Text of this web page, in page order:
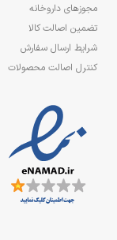
مجوزهای داروخانه
تضمین اصالت کالا
شرایط ارسال سفارش
کنترل اصالت محصولات